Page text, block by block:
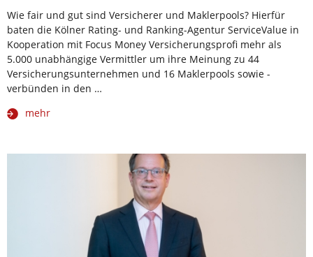
Wie fair und gut sind Versicherer und Maklerpools? Hierfür
baten die Kölner Rating- und Ranking-Agentur ServiceValue in
Kooperation mit Focus Money Versicherungsprofi mehr als
5.000 unabhängige Vermittler um ihre Meinung zu 44
Versicherungsunternehmen und 16 Maklerpools sowie -
verbünden in den …
mehr